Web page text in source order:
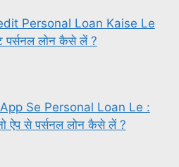
Personal Loan Kaise Le
पर्सनल लोन कैसे लें ?
Se Personal Loan Le :
ऐप से पर्सनल लोन कैसे लें ?